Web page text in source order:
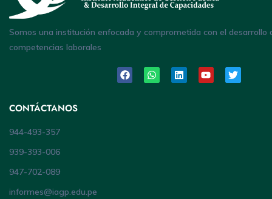
Somos una institución enfocada y comprometida con el desarrollo
competencias laborales
CONTÁCTANOS
944-493-357
939-393-006
947-702-089
informes@iagp.edu.pe